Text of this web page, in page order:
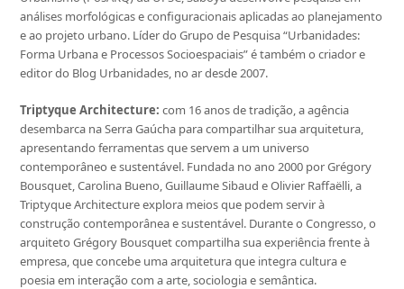
análises morfológicas e configuracionais aplicadas ao planejamento
e ao projeto urbano. Líder do Grupo de Pesquisa “Urbanidades:
Forma Urbana e Processos Socioespaciais” é também o criador e
editor do Blog Urbanidades, no ar desde 2007.
Triptyque Architecture: com 16 anos de tradição, a agência
desembarca na Serra Gaúcha para compartilhar sua arquitetura,
apresentando ferramentas que servem a um universo
contemporâneo e sustentável. Fundada no ano 2000 por Grégory
Bousquet, Carolina Bueno, Guillaume Sibaud e Olivier Raffaëlli, a
Triptyque Architecture explora meios que podem servir à
construção contemporânea e sustentável. Durante o Congresso, o
arquiteto Grégory Bousquet compartilha sua experiência frente à
empresa, que concebe uma arquitetura que integra cultura e
poesia em interação com a arte, sociologia e semântica.